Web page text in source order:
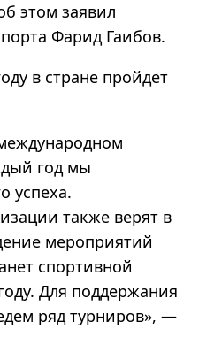
этом заявил
Фарид Гаибов.
в стране пройдет
год мы
успеха.
также верят в
мероприятий
спортивной
Для поддержания
ряд турниров», —